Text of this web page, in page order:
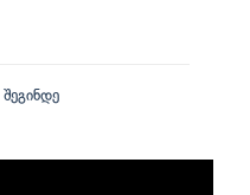
შეგინდე